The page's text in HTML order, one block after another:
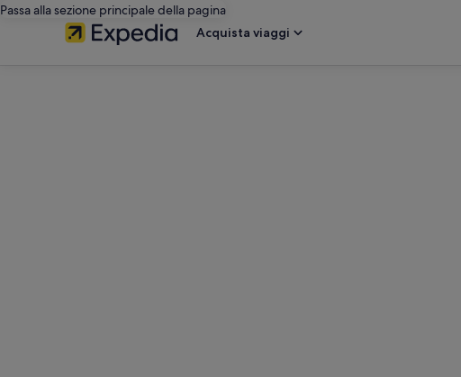
Passa alla sezione principale della pagina
Acquista viaggi